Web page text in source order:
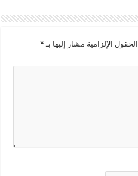
الحقول الإلزامية مشار إليها بـ*